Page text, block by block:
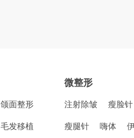
颌面整形
毛发移植
微整形
注射除皱 瘦脸针
瘦腿针 嗨体